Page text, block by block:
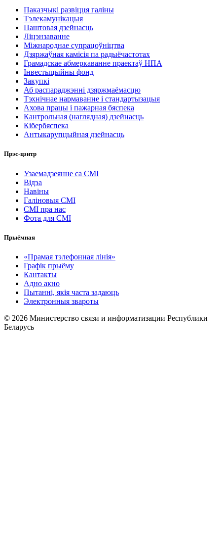
Паказчыкі развіцця галіны
Тэлекамунікацыя
Паштовая дзейнасць
Ліцэнзаванне
Міжнароднае супрацоўніцтва
Дзяржаўная камісія па радыёчастотах
Грамадскае абмеркаванне праектаў НПА
Інвестыцыйны фонд
Закупкі
Аб распараджэнні дзяржмаёмасцю
Тэхнічнае нармаванне і стандартызацыя
Ахова працы і пажарная бяспека
Кантрольная (наглядная) дзейнасць
Кібербяспека
Антыкарупцыйная дзейнасць
Прэс-цэнтр
Узаемадзеянне са СМІ
Відэа
Навіны
Галіновыя СМІ
СМІ пра нас
Фота для СМІ
Прыёмная
«Прамая тэлефонная лінія»
Графік прыёму
Кантакты
Адно акно
Пытанні, якія часта задаюць
Электронныя звароты
© 2026 Министерство связи и информатизации Республики
Беларусь